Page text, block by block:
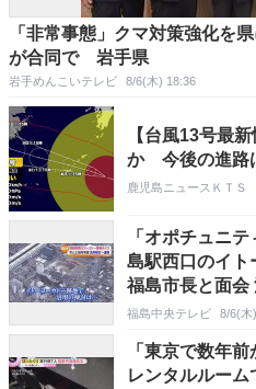
「非常事態」クマ対策強化を
が合同で 岩手県
岩手めんこいテレビ 8/6(木) 18:36
【台風13号最
か 今後の進路
鹿児島ニュースＫＴＳ
「オポチュニ
島駅西口のイト
福島市長と面会
福島中央テレビ 8/6(木
「東京で数年
レンタルルー